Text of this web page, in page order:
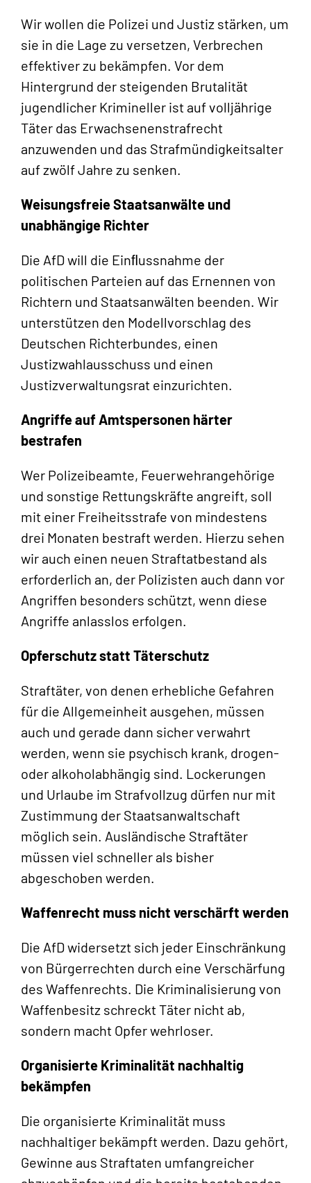
Wir wollen die Polizei und Justiz stärken, um
sie in die Lage zu versetzen, Verbrechen
effektiver zu bekämpfen. Vor dem
Hintergrund der steigenden Brutalität
jugendlicher Krimineller ist auf volljährige
Täter das Erwachsenenstrafrecht
anzuwenden und das Strafmündigkeitsalter
auf zwölf Jahre zu senken.
Weisungsfreie Staatsanwälte und
unabhängige Richter
Die AfD will die Einﬂussnahme der
politischen Parteien auf das Ernennen von
Richtern und Staatsanwälten beenden. Wir
unterstützen den Modellvorschlag des
Deutschen Richterbundes, einen
Justizwahlausschuss und einen
Justizverwaltungsrat einzurichten.
Angriffe auf Amtspersonen härter
bestrafen
Wer Polizeibeamte, Feuerwehrangehörige
und sonstige Rettungskräfte angreift, soll
mit einer Freiheitsstrafe von mindestens
drei Monaten bestraft werden. Hierzu sehen
wir auch einen neuen Straftatbestand als
erforderlich an, der Polizisten auch dann vor
Angriffen besonders schützt, wenn diese
Angriffe anlasslos erfolgen.
Opferschutz statt Täterschutz
Straftäter, von denen erhebliche Gefahren
für die Allgemeinheit ausgehen, müssen
auch und gerade dann sicher verwahrt
werden, wenn sie psychisch krank, drogen-
oder alkoholabhängig sind. Lockerungen
und Urlaube im Strafvollzug dürfen nur mit
Zustimmung der Staatsanwaltschaft
möglich sein. Ausländische Straftäter
müssen viel schneller als bisher
abgeschoben werden.
Waffenrecht muss nicht verschärft werden
Die AfD widersetzt sich jeder Einschränkung
von Bürgerrechten durch eine Verschärfung
des Waffenrechts. Die Kriminalisierung von
Waffenbesitz schreckt Täter nicht ab,
sondern macht Opfer wehrloser.
Organisierte Kriminalität nachhaltig
bekämpfen
Die organisierte Kriminalität muss
nachhaltiger bekämpft werden. Dazu gehört,
Gewinne aus Straftaten umfangreicher